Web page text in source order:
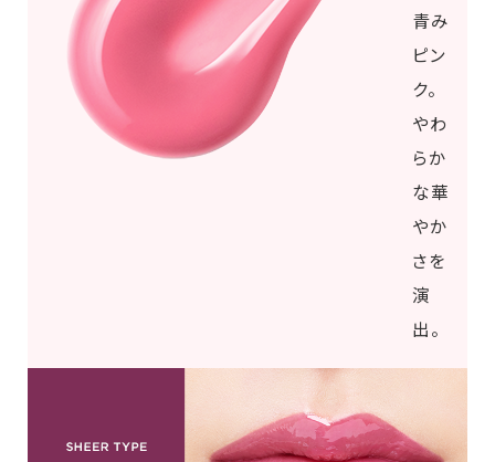
青み
ピン
ク。
やわ
らか
な華
やか
さを
演
出。